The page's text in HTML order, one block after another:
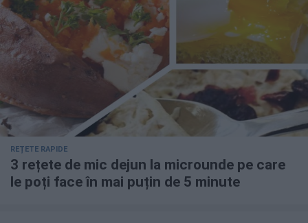
REȚETE RAPIDE
3 rețete de mic dejun la microunde pe care
le poți face în mai puțin de 5 minute